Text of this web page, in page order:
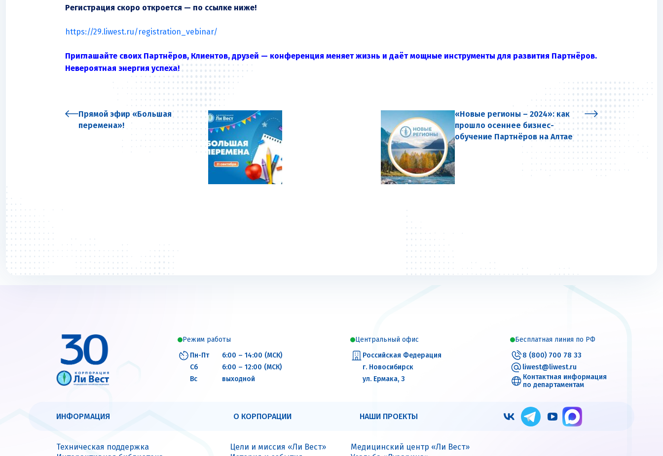
Регистрация скоро откроется — по ссылке ниже!
https://29.liwest.ru/registration_vebinar/
Приглашайте своих Партнёров, Клиентов, друзей — конференция меняет жизнь и даёт мощные инструменты для развития Партнёров.
Невероятная энергия успеха!
Прямой эфир «Большая
перемена»!
«Новые регионы – 2024»: как
прошло осеннее бизнес-
обучение Партнёров на Алтае
Режим работы
Пн-Пт
6:00 – 14:00 (МСК)
Сб
6:00 – 12:00 (МСК)
Вс
выходной
Центральный офис
Российская Федерация
г. Новосибирск
ул. Ермака, 3
Бесплатная линия по РФ
8 (800) 700 78 33
liwest@liwest.ru
Контактная информация
по департаментам
ИНФОРМАЦИЯ О КОРПОРАЦИИ НАШИ ПРОЕКТЫ
Техническая поддержка
Цели и миссия «Ли Вест»
Медицинский центр «Ли Вест»